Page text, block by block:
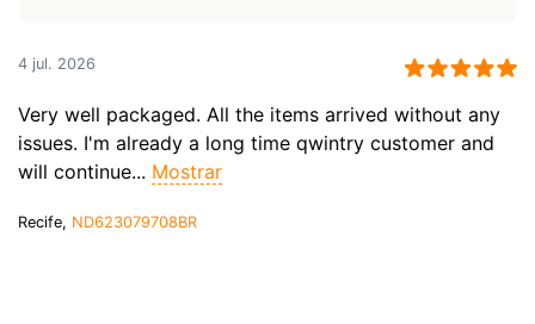
4 jul. 2026
Very well packaged. All the items arrived without any
issues. I'm already a long time qwintry customer and
will continue... Mostrar
Recife, ND623079708BR